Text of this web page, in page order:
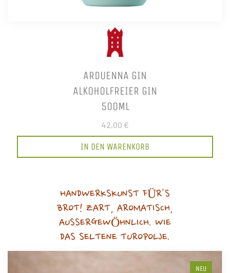
ARDUENNA GIN
ALKOHOLFREIER GIN
500ML
42,00 €
IN DEN WARENKORB
HANDWERKSKUNST FÜR'S
BROT! ZART, AROMATISCH,
AUSSERGEWÖHNLICH. WIE
DAS SELTENE TUROPOLJE.
NEU